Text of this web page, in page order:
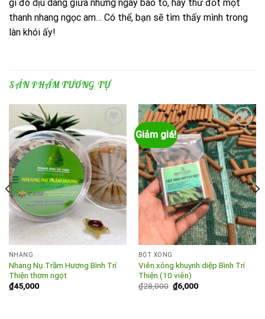
gì đó dịu dàng giữa những ngày bão tố, hãy thử đốt một
thanh nhang ngọc am… Có thể, bạn sẽ tìm thấy mình trong
làn khói ấy!
SẢN PHẨM TƯƠNG TỰ
Add to
wishlist
NHANG
Nhang Nụ Trầm Hương Bình Trí
Thiện thơm ngọt
₫45,000
Giảm giá!
Add to
wishlist
BỘT XÔNG
Viên xông khuynh diệp Bình Trí
Thiện (10 viên)
₫28,000 Giá
gốc
₫6,000Giá